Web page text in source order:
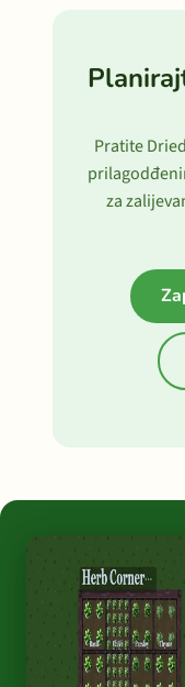
Pratite
za